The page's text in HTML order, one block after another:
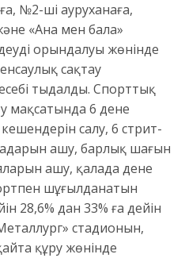
№2-ші ауруханаға,
«Ана мен бала»
орындалуы жөнінде
сақтау
тыңдалды. Спорттық
6 дене
салу, 6 стрит-
ашу, барлық шағын
ашу, қалада дене
шұғылданатын
28,6% дан 33% ға дейін
стадионын,
құру жөнінде